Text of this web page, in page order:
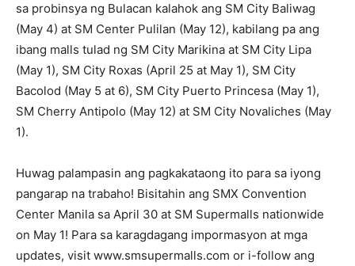
sa probinsya ng Bulacan kalahok ang SM City Baliwag
(May 4) at SM Center Pulilan (May 12), kabilang pa ang
ibang malls tulad ng SM City Marikina at SM City Lipa
(May 1), SM City Roxas (April 25 at May 1), SM City
Bacolod (May 5 at 6), SM City Puerto Princesa (May 1),
SM Cherry Antipolo (May 12) at SM City Novaliches (May
1).
Huwag palampasin ang pagkakataong ito para sa iyong
pangarap na trabaho! Bisitahin ang SMX Convention
Center Manila sa April 30 at SM Supermalls nationwide
on May 1! Para sa karagdagang impormasyon at mga
updates, visit www.smsupermalls.com or i-follow ang